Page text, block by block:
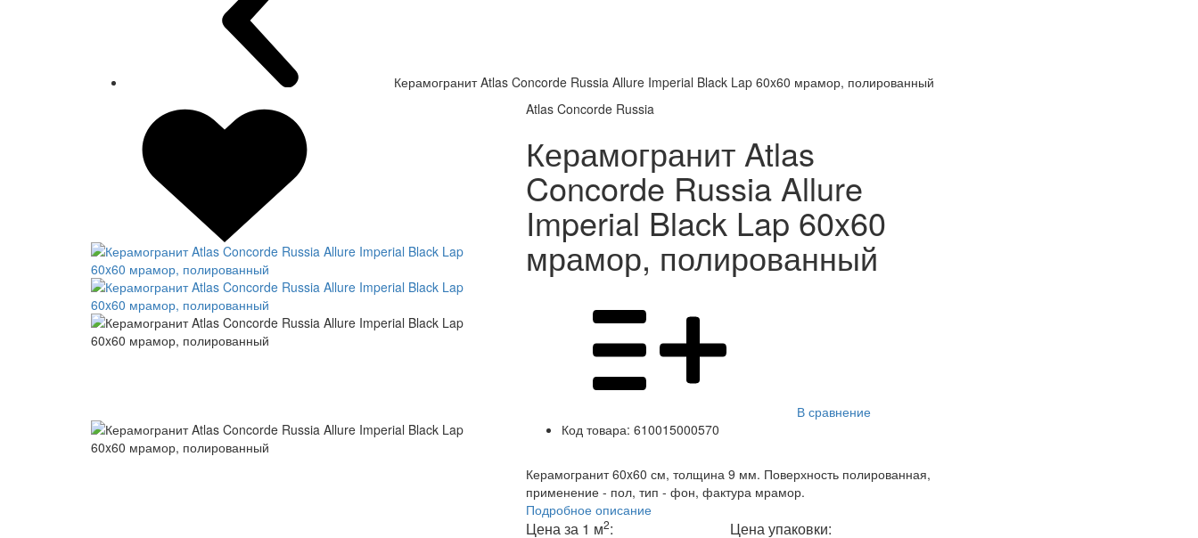
Керамогранит Atlas Concorde Russia Allure Imperial Black Lap 60x60 мрамор, полированный
Atlas Concorde Russia
Керамогранит Atlas
Concorde Russia Allure
Imperial Black Lap 60x60
мрамор, полированный
В сравнение
Код товара: 610015000570
Керамогранит 60x60 см, толщина 9 мм. Поверхность полированная,
применение - пол, тип - фон, фактура мрамор.
Подробное описание
Цена за 1 м2: Цена упаковки: